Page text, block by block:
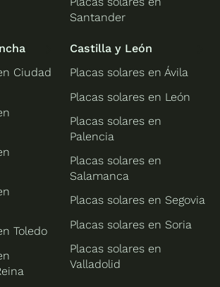
Santander
Ciudad
Toledo
Castilla y León
Placas solares en Ávila
Placas solares en León
Placas solares en
Palencia
Placas solares en
Salamanca
Placas solares en Segovia
Placas solares en Soria
Placas solares en
Valladolid